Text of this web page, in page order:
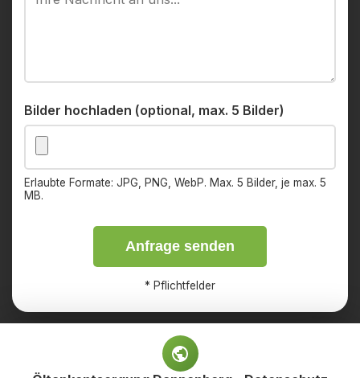
Bilder hochladen (optional, max. 5 Bilder)
Erlaubte Formate: JPG, PNG, WebP. Max. 5 Bilder, je max. 5
MB.
Anfrage senden
* Pflichtfelder